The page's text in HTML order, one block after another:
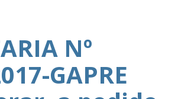
Nº
GAPRE